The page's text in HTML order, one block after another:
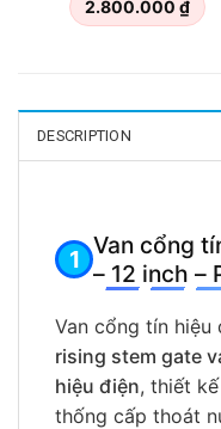
2.800.000 ₫
DESCRIPTION
Van cổng
– 12 inch –
Van cổng tín hiệu
rising stem gate
hiệu điện, thiết
thống cấp thoát